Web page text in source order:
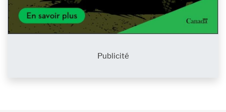
Publicité